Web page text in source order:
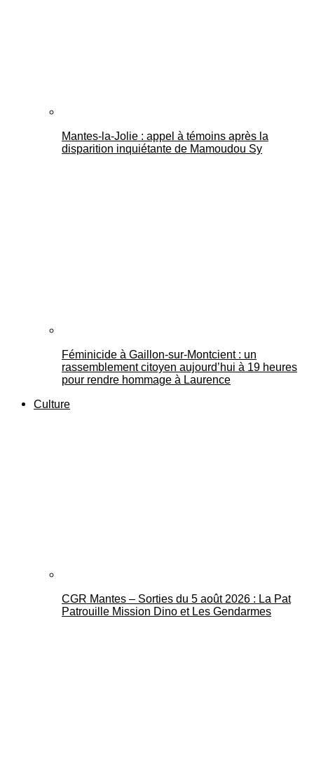
Mantes-la-Jolie : appel à témoins après la
disparition inquiétante de Mamoudou Sy
Féminicide à Gaillon‑sur‑Montcient : un
rassemblement citoyen aujourd’hui à 19 heures
pour rendre hommage à Laurence
Culture
CGR Mantes – Sorties du 5 août 2026 : La Pat
Patrouille Mission Dino et Les Gendarmes